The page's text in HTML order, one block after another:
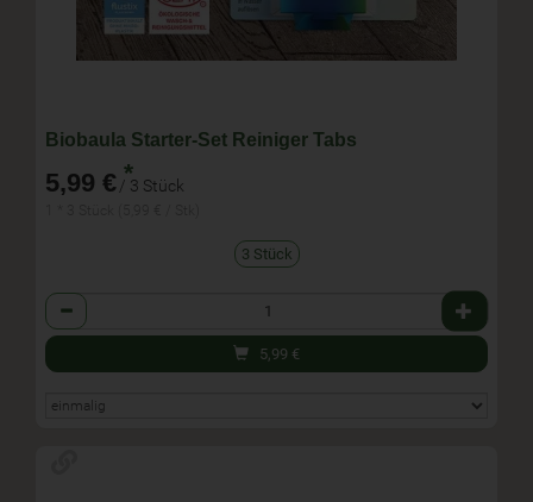
Biobaula Starter-Set Reiniger Tabs
5,99 € *
/ 3 Stück
3 Stück
Anzahl
5,99 €